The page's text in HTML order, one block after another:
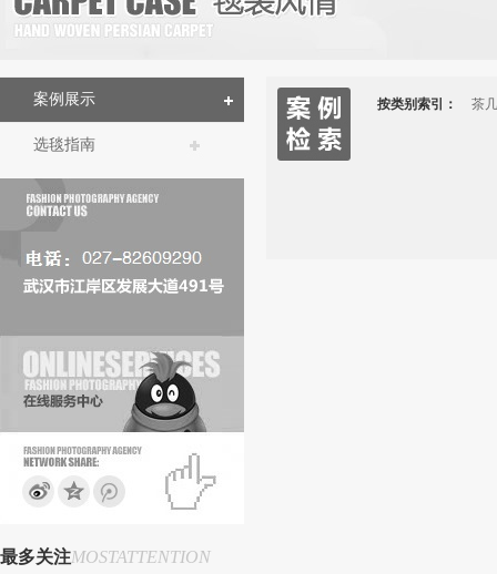
案例展示
选毯指南
最多关注MOSTATTENTION
按类别索引： 茶